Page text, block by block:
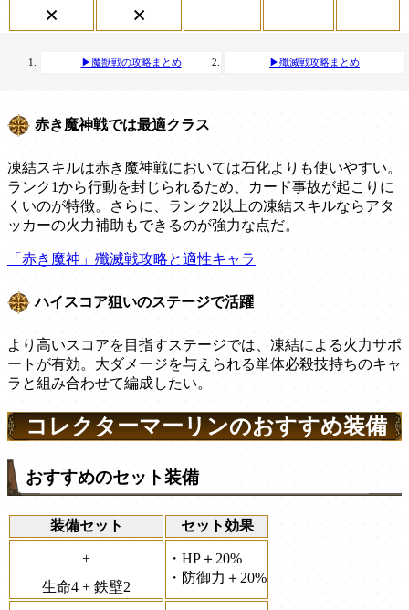
× ×
▶魔獣戦の攻略まとめ ▶殲滅戦攻略まとめ
赤き魔神戦では最適クラス
凍結スキルは赤き魔神戦においては石化よりも使いやすい。
ランク1から行動を封じられるため、カード事故が起こりに
くいのが特徴。さらに、ランク2以上の凍結スキルならアタ
ッカーの火力補助もできるのが強力な点だ。
「赤き魔神」殲滅戦攻略と適性キャラ
ハイスコア狙いのステージで活躍
より高いスコアを目指すステージでは、凍結による火力サポ
ートが有効。大ダメージを与えられる単体必殺技持ちのキャ
ラと組み合わせて編成したい。
コレクターマーリンのおすすめ装備
おすすめのセット装備
装備セット セット効果
+
生命4 + 鉄壁2
・HP＋20%
・防御力＋20%